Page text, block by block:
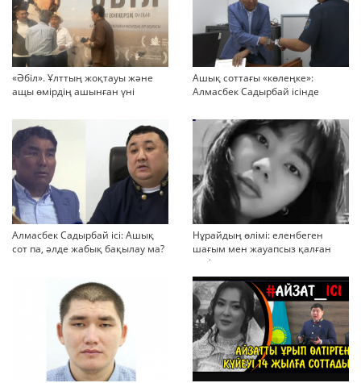
«Әбіл». Ұлттың жоқтауы және
ащы өмірдің ашынған үні
Ашық соттағы «көлеңке»:
Алмасбек Садырбай ісінде
көбейіп барады
Алмасбек Садырбай ісі: Ашық
сот па, әлде жабық бақылау ма?
Нұрайдың өлімі: еленбеген
шағым мен жауапсыз қалған
қауіп